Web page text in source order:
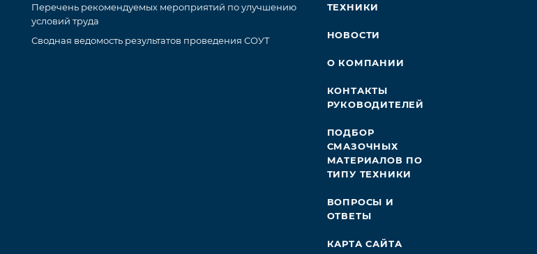
Перечень рекомендуемых мероприятий по улучшению
условий труда
Сводная ведомость результатов проведения СОУТ
ТЕХНИКИ
НОВОСТИ
О КОМПАНИИ
КОНТАКТЫ
РУКОВОДИТЕЛЕЙ
ПОДБОР
СМАЗОЧНЫХ
МАТЕРИАЛОВ ПО
ТИПУ ТЕХНИКИ
ВОПРОСЫ И
ОТВЕТЫ
КАРТА САЙТА